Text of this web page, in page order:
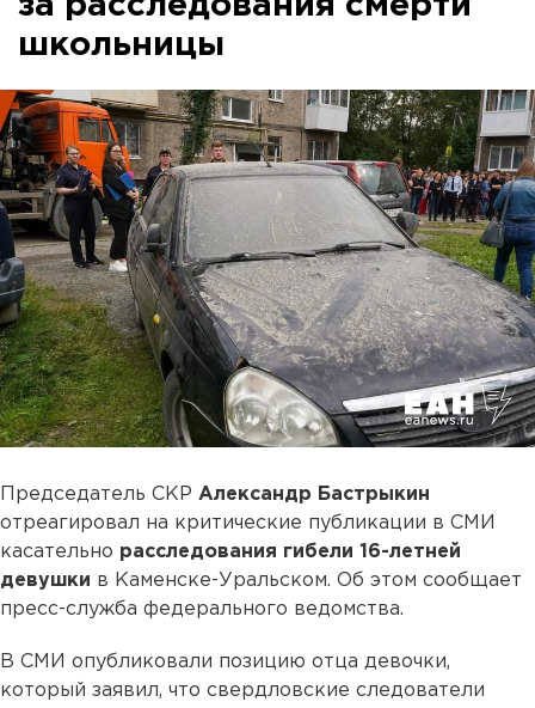
за расследования смерти
школьницы
Председатель СКР Александр Бастрыкин
отреагировал на критические публикации в СМИ
касательно расследования гибели 16-летней
девушки в Каменске-Уральском. Об этом сообщает
пресс-служба федерального ведомства.
В СМИ опубликовали позицию отца девочки,
который заявил, что свердловские следователи